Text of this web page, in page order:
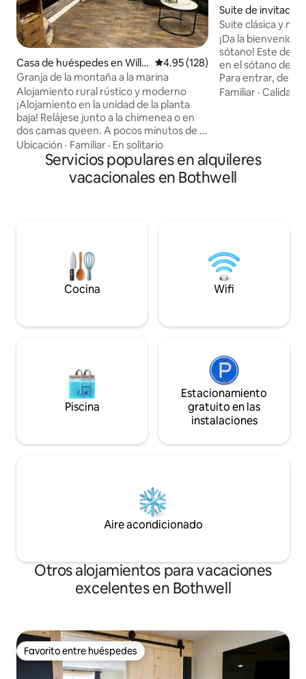
Casa de huéspedes en Willa
rd
Calificación promedio: 4.95 de
4.95 (128)
Granja de la montaña a la marina
Alojamiento rural rústico y moderno
¡Alojamiento en la unidad de la planta
baja! Relájese junto a la chimenea o en
dos camas queen. A pocos minutos de la
autopista interestatal. Estamos en una
encantadora granja de pasatiempos, así
que puede esperar escuchar y oler a los
animales. *Hay perros en la vivienda de
únicos de segunda mano. ¡En los
alrededores, puede navegar o pescar en
Willard Bay, hacer senderismo en Willard
Ubicación · Familiar · En solitario
Suite de invitados
nton
Suite clásica y
¡Da la bienvenida
sótano! Este
en el sótano de
Para entrar,
garaje y la puerta
podemos estar
necesitas. Convenientemente ubicado
cerca de la I-15 y
Familiar ·Calidad-
Servicios populares en alquileres
vacacionales en Bothwell
Cocina Wifi
Piscina
Estacionamiento
gratuito en las
instalaciones
Aire acondicionado
Otros alojamientos para vacaciones
excelentes en Bothwell
Favorito entre huéspedes
Favorito entre huéspedes